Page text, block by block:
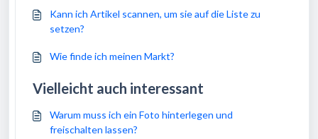
Kann ich Artikel scannen, um sie auf die Liste zu
setzen?
Wie finde ich meinen Markt?
Vielleicht auch interessant
Warum muss ich ein Foto hinterlegen und
freischalten lassen?